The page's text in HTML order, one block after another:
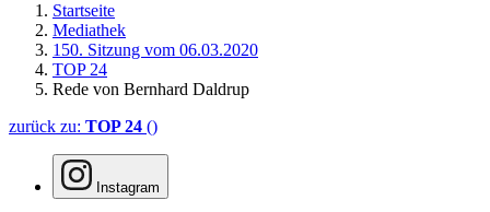
Startseite
Mediathek
150. Sitzung vom 06.03.2020
TOP 24
Rede von Bernhard Daldrup
zurück zu: TOP 24 ()
Instagram